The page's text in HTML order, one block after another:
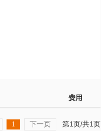
费用
1 下一页 第1页/共1页